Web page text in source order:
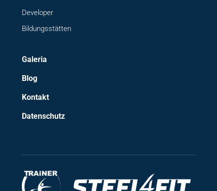
Developer
Bildungsstätten
Galeria
Blog
Kontakt
Datenschutz